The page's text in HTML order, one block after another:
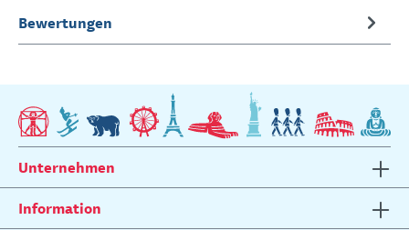
Bewertungen
Unternehmen
Information